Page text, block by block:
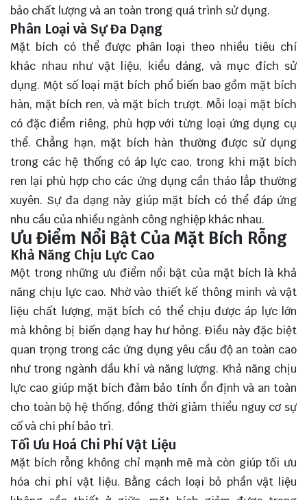
bảo chất lượng và an toàn trong quá trình sử dụng.
Phân Loại và Sự Đa Dạng
Mặt bích có thể được phân loại theo nhiều tiêu chí
khác nhau như vật liệu, kiểu dáng, và mục đích sử
dụng. Một số loại mặt bích phổ biến bao gồm mặt bích
hàn, mặt bích ren, và mặt bích trượt. Mỗi loại mặt bích
có đặc điểm riêng, phù hợp với từng loại ứng dụng cụ
thể. Chẳng hạn, mặt bích hàn thường được sử dụng
trong các hệ thống có áp lực cao, trong khi mặt bích
ren lại phù hợp cho các ứng dụng cần tháo lắp thường
xuyên. Sự đa dạng này giúp mặt bích có thể đáp ứng
nhu cầu của nhiều ngành công nghiệp khác nhau.
Ưu Điểm Nổi Bật Của Mặt Bích Rỗng
Khả Năng Chịu Lực Cao
Một trong những ưu điểm nổi bật của mặt bích là khả
năng chịu lực cao. Nhờ vào thiết kế thông minh và vật
liệu chất lượng, mặt bích có thể chịu được áp lực lớn
mà không bị biến dạng hay hư hỏng. Điều này đặc biệt
quan trọng trong các ứng dụng yêu cầu độ an toàn cao
như trong ngành dầu khí và năng lượng. Khả năng chịu
lực cao giúp mặt bích đảm bảo tính ổn định và an toàn
cho toàn bộ hệ thống, đồng thời giảm thiểu nguy cơ sự
cố và chi phí bảo trì.
Tối Ưu Hoá Chi Phí Vật Liệu
Mặt bích rỗng không chỉ mạnh mẽ mà còn giúp tối ưu
hóa chi phí vật liệu. Bằng cách loại bỏ phần vật liệu